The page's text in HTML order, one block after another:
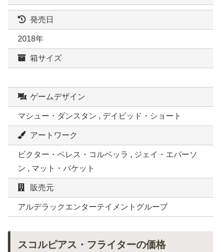
発売日
2018年
箱サイズ
ゲームデザイン
マシュー・ダンスタン , デイビッド・ショート
アートワーク
ビクター・ペレス・コルベッラ , ジェイ・エパーソ
ン , マット・パケット
販売元
アルデラックエンターテイメントグループ
スコルピアス・フライターの価格